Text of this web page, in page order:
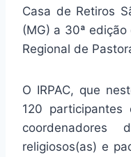
Casa de Retiros
(MG) a 30ª edição
Regional de
O IRPAC, que
120
coordenadores
religiosos(as) e